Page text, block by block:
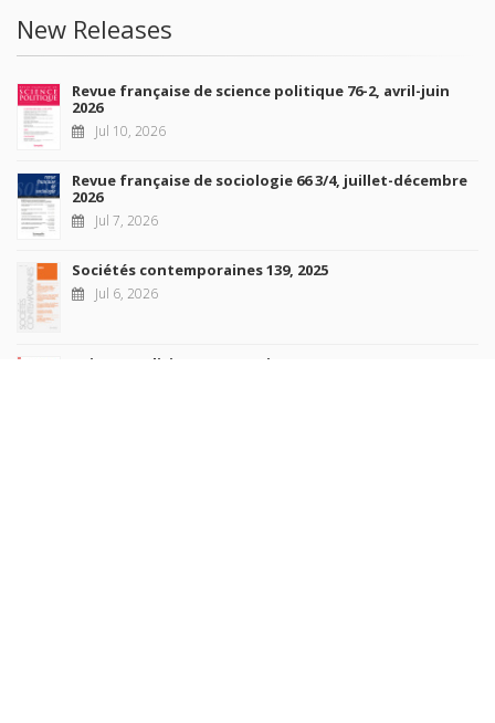
New Releases
Revue française de science politique 76-2, avril-juin
2026
Jul 10, 2026
Revue française de sociologie 66 3/4, juillet-décembre
2026
Jul 7, 2026
Sociétés contemporaines 139, 2025
Jul 6, 2026
Raisons politiques 102, mai 2026